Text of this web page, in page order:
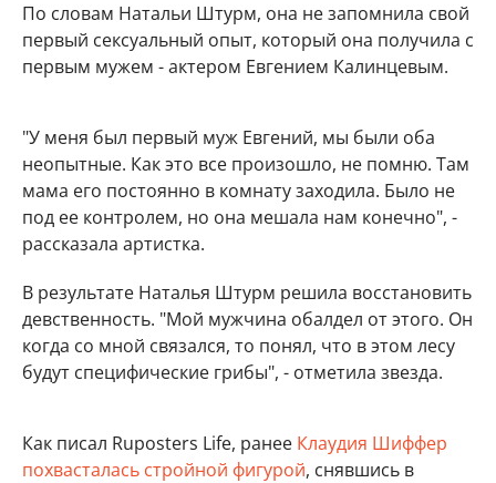
По словам Натальи Штурм, она не запомнила свой
первый сексуальный опыт, который она получила с
первым мужем - актером Евгением Калинцевым.
"У меня был первый муж Евгений, мы были оба
неопытные. Как это все произошло, не помню. Там
мама его постоянно в комнату заходила. Было не
под ее контролем, но она мешала нам конечно", -
рассказала артистка.
В результате Наталья Штурм решила восстановить
девственность. "Мой мужчина обалдел от этого. Он
когда со мной связался, то понял, что в этом лесу
будут специфические грибы", - отметила звезда.
Как писал Ruposters Life, ранее Клаудия Шиффер
похвасталась стройной фигурой, снявшись в